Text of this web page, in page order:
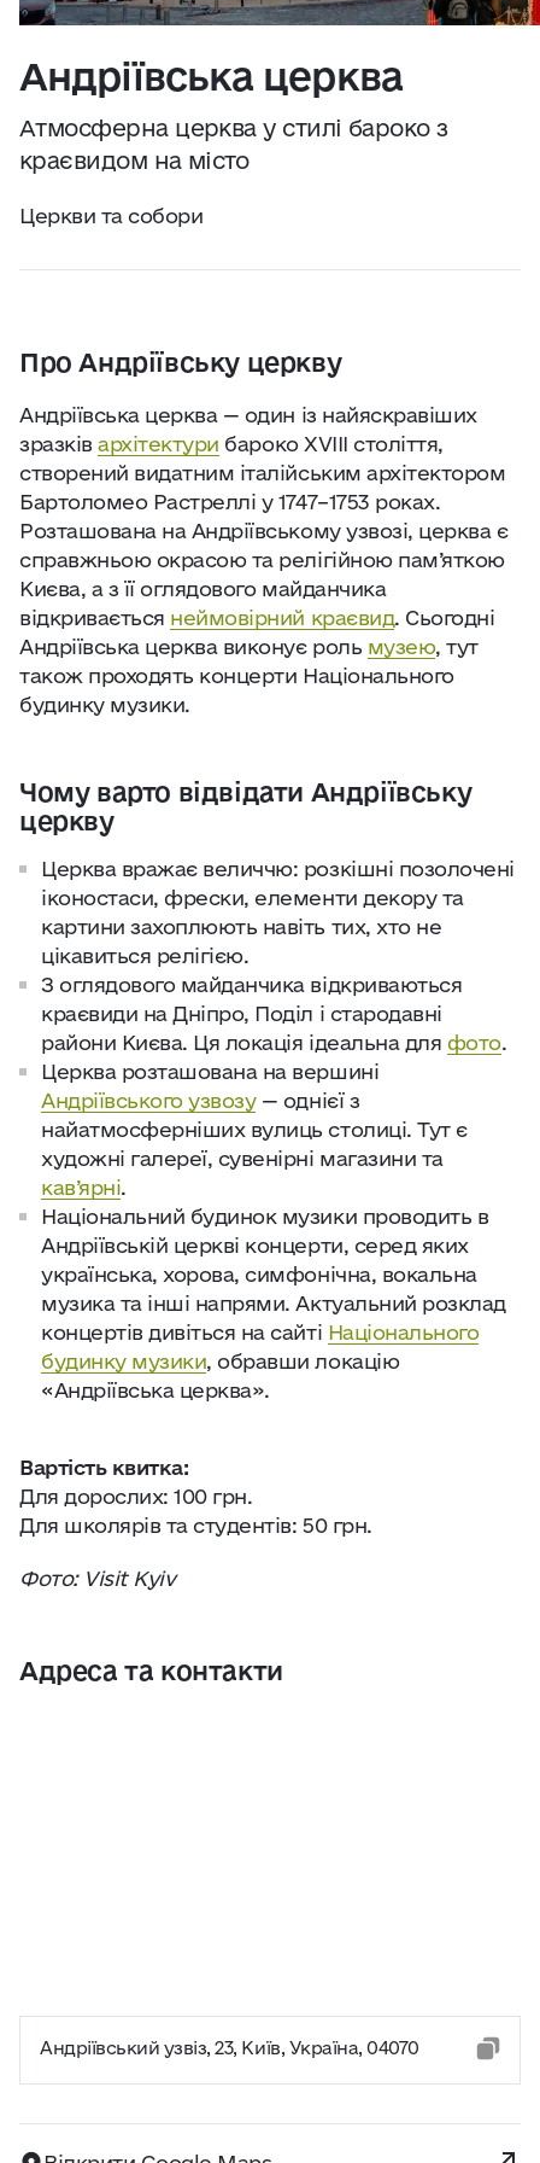
Про нас
Співпраця
Київ сьогодні
Найкращі готелі, ресторани та визначні
Практичні поради
Джерело:openweathermap.org
Андріївська церква
Атмосферна церква у стилі бароко з
краєвидом на місто
Церкви та собори
Про Андріївську церкву
Андріївська церква — один із найяскравіших
зразківархітектури бароко XVIII століття,
створений видатним італійським архітектором
Бартоломео Растреллі у 1747–1753 роках.
Розташована на Андріївському узвозі, церква є
справжньою окрасою та релігійною пам’яткою
Києва, а з її оглядового майданчика
відкривається неймовірний краєвид. Сьогодні
Андріївська церква виконує роль музею, тут
також проходять концерти Національного
будинку музики.
Чому варто відвідати Андріївську
церкву
Церква вражає величчю: розкішні позолочені
іконостаси, фрески, елементи декору та
картини захоплюють навіть тих, хто не
цікавиться релігією.
З оглядового майданчика відкриваються
краєвиди на Дніпро, Поділ і стародавні
райони Києва. Ця локація ідеальна для фото.
Церква розташована на вершині
Андріївського узвозу— однієї з
найатмосферніших вулиць столиці. Тут є
художні галереї, сувенірні магазини та
кав’ярні.
Національний будинок музики проводить в
Андріївській церкві концерти, серед яких
українська, хорова, симфонічна, вокальна
музика та інші напрями. Актуальний розклад
концертів дивіться на сайті Національного
будинку музики, обравши локацію
«Андріївська церква».
Вартість квитка:
Для дорослих: 100 грн.
Для школярів та студентів: 50 грн.
Фото: Visit Kyiv
Адреса та контакти
Андріївський узвіз, 23, Київ, Україна, 04070